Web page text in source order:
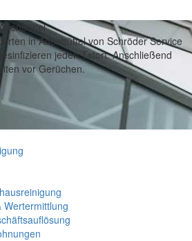
in Adenbüttel von Schröder Service
jeden Tatort. Anschließend
vor Gerüchen.
Wertermittlung